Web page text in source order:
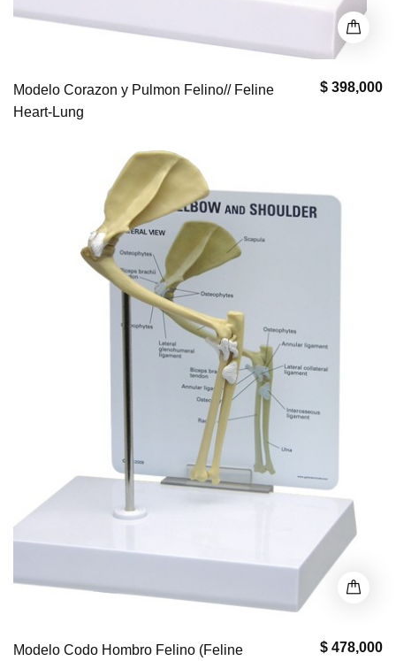
$ 398,000
Modelo Corazon y Pulmon Felino// Feline
Heart-Lung
$ 478,000
Modelo Codo Hombro Felino (Feline